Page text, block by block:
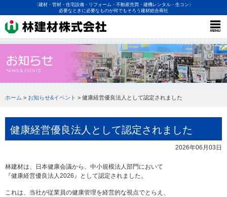
〈建材・管材・住宅設備・リフォーム・不動産売買・建機レンタル・生コン〉
必要なときに必要なものが何でもそろう建材総合商社
ホーム > お知らせ&イベント > 健康経営優良法人として認定されました
健康経営優良法人として認定されました
2026年06月03日
林建材は、日本健康会議から、中小規模法人部門において
『健康経営優良法人2026』として認定されました。
これは、当社が従業員の健康管理を経営的な視点でとらえ、